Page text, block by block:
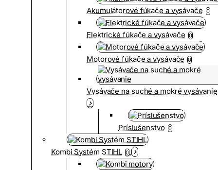
Akumulátorové fúkače a vysávače 0
Elektrické fúkače a vysávače 0
Motorové fúkače a vysávače 0
Vysávače na suché a mokré vysávanie
Príslušenstvo 0
Kombi Systém STIHL 0